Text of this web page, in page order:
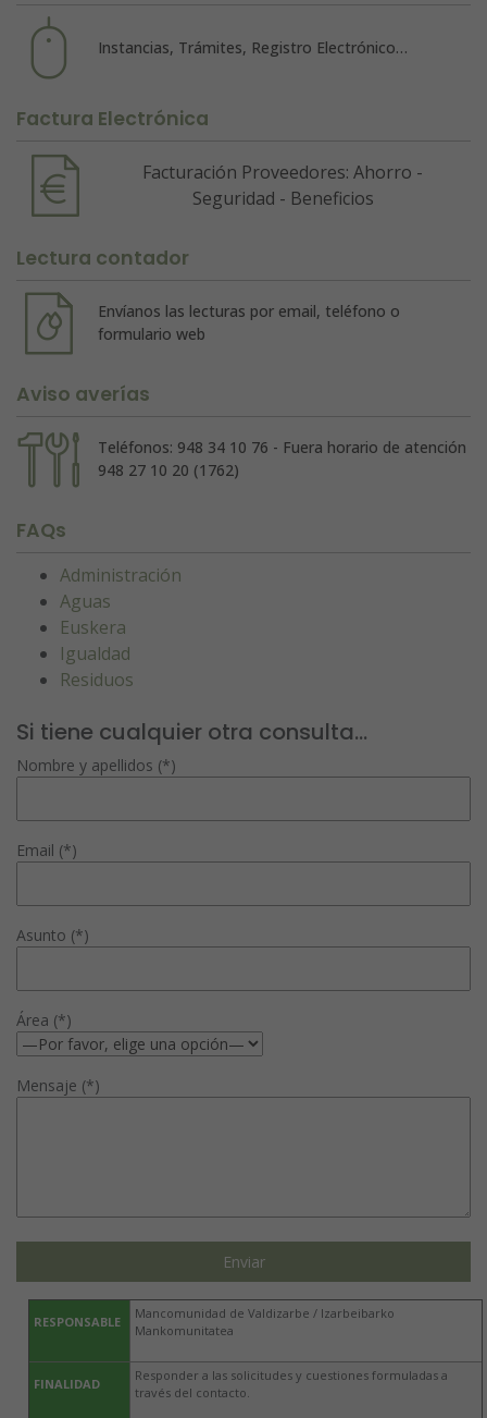
Instancias, Trámites, Registro Electrónico…
Factura Electrónica
Facturación Proveedores: Ahorro -
Seguridad - Beneficios
Lectura contador
Envíanos las lecturas por email, teléfono o
formulario web
Aviso averías
Teléfonos: 948 34 10 76 - Fuera horario de atención
948 27 10 20 (1762)
FAQs
Administración
Aguas
Euskera
Igualdad
Residuos
Si tiene cualquier otra consulta...
Nombre y apellidos (*)
Email (*)
Asunto (*)
Área (*)
Mensaje (*)
RESPONSABLE
Mancomunidad de Valdizarbe / Izarbeibarko
Mankomunitatea
FINALIDAD
Responder a las solicitudes y cuestiones formuladas a
través del contacto.